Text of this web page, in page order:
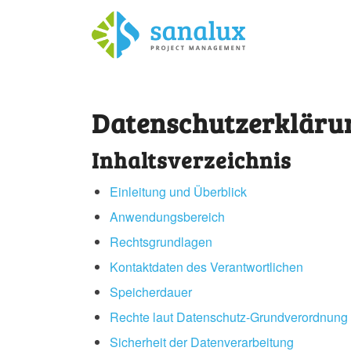
Inhaltsverzeichnis
Einleitung und Überblick
Anwendungsbereich
Rechtsgrundlagen
Kontaktdaten des Verantwortlichen
Speicherdauer
Rechte laut Datenschutz-Grundverordnung
Sicherheit der Datenverarbeitung